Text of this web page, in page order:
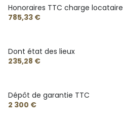
Honoraires TTC charge locataire
785,33 €
Dont état des lieux
235,28 €
Dépôt de garantie TTC
2 300 €